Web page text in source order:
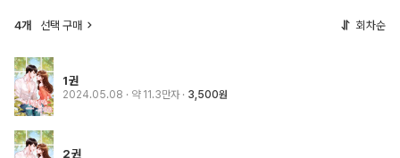
4개 선택 구매 회차순
1권
2024.05.08 · 약 11.3만자 3,500원
2권